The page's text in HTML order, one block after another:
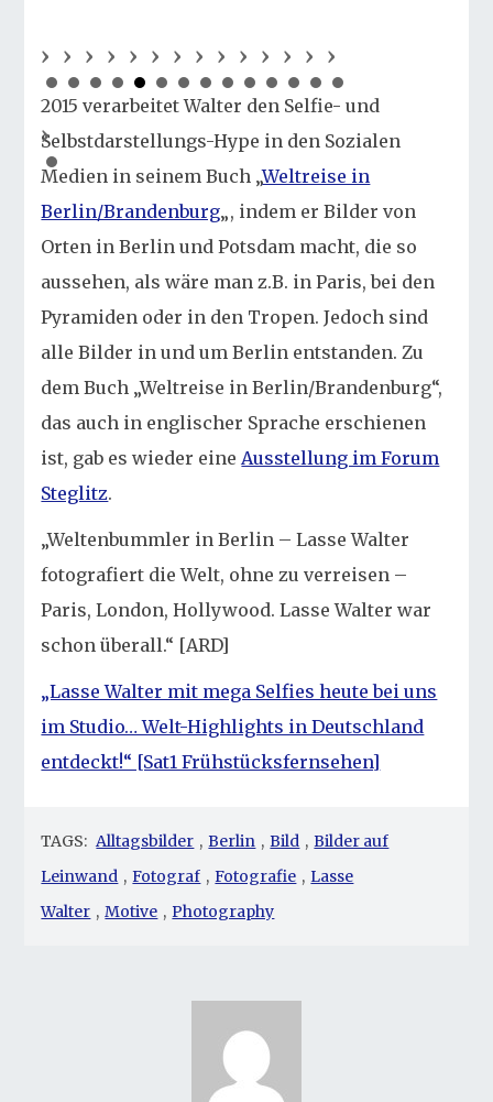
2015 verarbeitet Walter den Selfie- und
Selbstdarstellungs-Hype in den Sozialen
Medien in seinem Buch „Weltreise in
Berlin/Brandenburg„, indem er Bilder von
Orten in Berlin und Potsdam macht, die so
aussehen, als wäre man z.B. in Paris, bei den
Pyramiden oder in den Tropen. Jedoch sind
alle Bilder in und um Berlin entstanden. Zu
dem Buch „Weltreise in Berlin/Brandenburg“,
das auch in englischer Sprache erschienen
ist, gab es wieder eineAusstellung im Forum
Steglitz.
„Weltenbummler in Berlin – Lasse Walter
fotografiert die Welt, ohne zu verreisen –
Paris, London, Hollywood. Lasse Walter war
schon überall.“ [ARD]
„Lasse Walter mit mega Selfies heute bei uns
im Studio… Welt-Highlights in Deutschland
entdeckt!“ [Sat1 Frühstücksfernsehen]
TAGS: Alltagsbilder , Berlin , Bild , Bilder auf
Leinwand , Fotograf , Fotografie , Lasse
Walter , Motive , Photography